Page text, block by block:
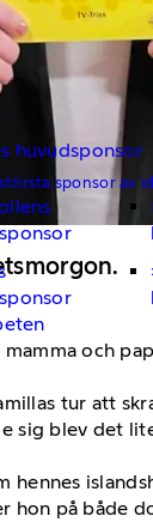
huvudsponsor
sponsor av
och
tur att
sig blev det
hennes
hon på både